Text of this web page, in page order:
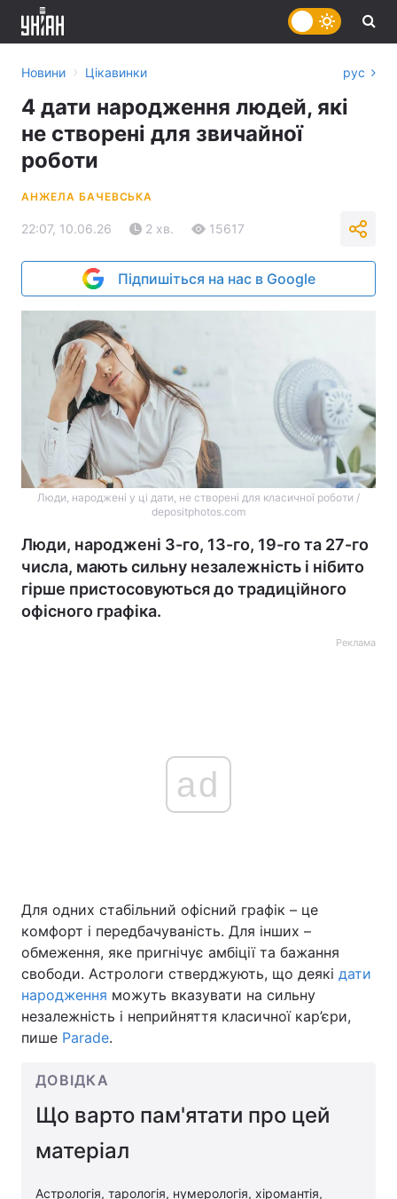
Україна Політика
Економіка Світ
Техно і зв'язок
Здоров'я
Цікавинки
Новини › Цікавинки рус
4 дати народження людей, які
не створені для звичайної
роботи
АНЖЕЛА БАЧЕВСЬКА
22:07, 10.06.26 2 хв. 15617
Підпишіться на нас в Google
Люди, народжені у ці дати, не створені для класичної роботи /
depositphotos.com
Люди, народжені 3-го, 13-го, 19-го та 27-го
числа, мають сильну незалежність і нібито
гірше пристосовуються до традиційного
офісного графіка.
Реклама
ad
Для одних стабільний офісний графік – це
комфорт і передбачуваність. Для інших –
обмеження, яке пригнічує амбіції та бажання
свободи. Астрологи стверджують, що деякі дати
народження можуть вказувати на сильну
незалежність і неприйняття класичної кар’єри,
пише Parade.
ДОВІДКА
Що варто пам'ятати про цей
матеріал
Астрологія, тарологія, нумерологія, хіромантія,